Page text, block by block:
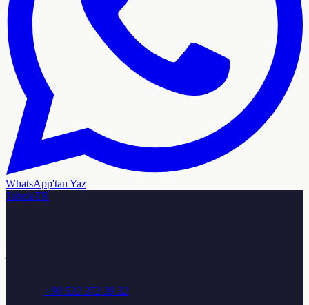
WhatsApp'tan Yaz
TabelaTR
+90 532 372 39 32